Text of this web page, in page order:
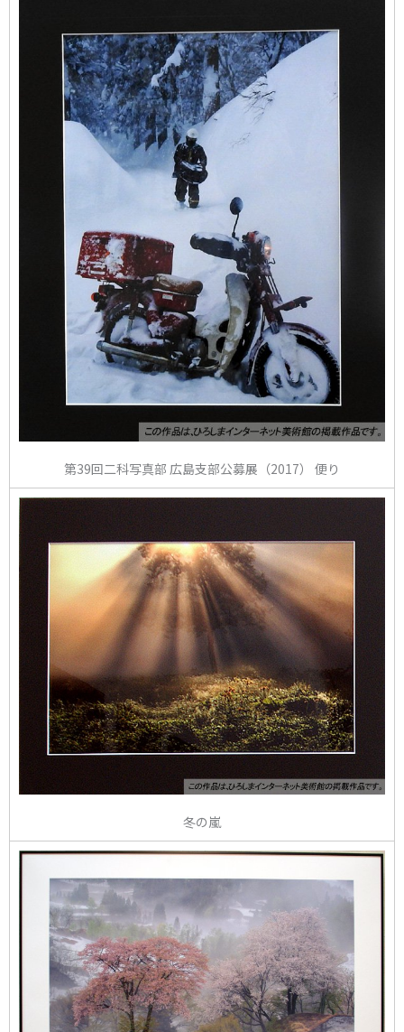
第39回二科写真部 広島支部公募展（2017） 便り
冬の嵐